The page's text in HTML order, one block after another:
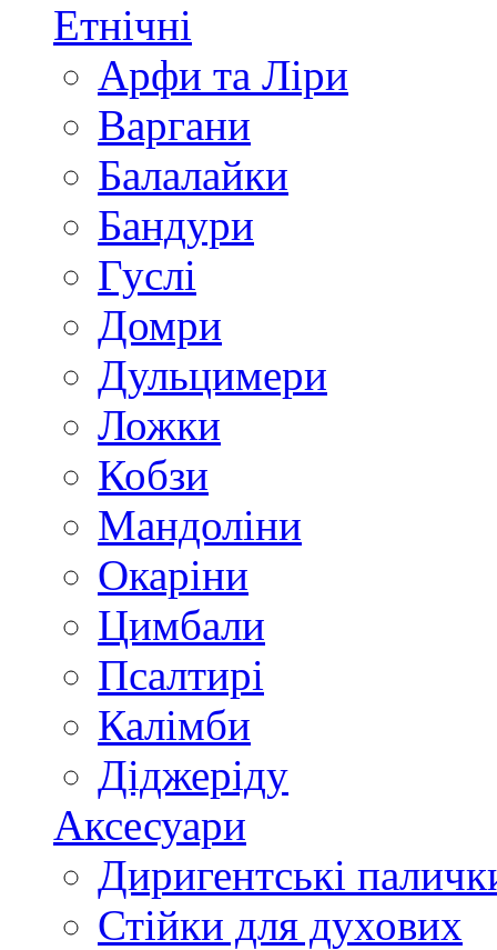
Етнічні
Арфи та Ліри
Варгани
Балалайки
Бандури
Гуслі
Домри
Дульцимери
Ложки
Кобзи
Мандоліни
Окаріни
Цимбали
Псалтирі
Калімби
Діджеріду
Аксесуари
Диригентські
Стійки для духових